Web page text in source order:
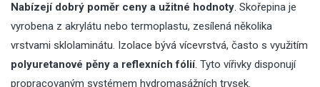
Nabízejí dobrý poměr ceny a užitné hodnoty. Skořepina je
vyrobena z akrylátu nebo termoplastu, zesílená několika
vrstvami sklolaminátu. Izolace bývá vícevrstvá, často s využitím
polyuretanové pěny a reflexních fólií. Tyto vířivky disponují
propracovaným systémem hydromasážních trysek.